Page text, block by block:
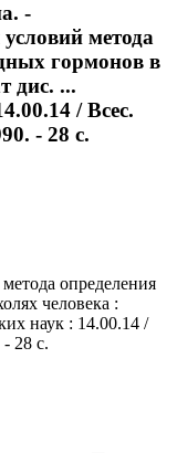
-
метода
гормонов в
дис. ...
/ Всес.
- 28 с.
определения
человека :
наук : 14.00.14 /
28 с.